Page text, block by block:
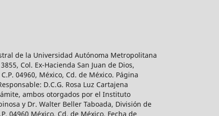
de la Universidad Autónoma Metropolitana
Col. Ex-Hacienda San Juan de Dios,
04960, México, Cd. de México. Página
D.C.G. Rosa Luz Cartajena
ambos otorgados por el Instituto
y Dr. Walter Beller Taboada, División de
04960 México, Cd. de México. Fecha de